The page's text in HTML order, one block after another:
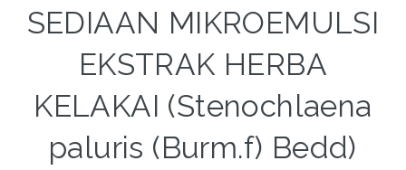
SEDIAAN MIKROEMULSI
EKSTRAK HERBA
KELAKAI (Stenochlaena
paluris (Burm.f) Bedd)